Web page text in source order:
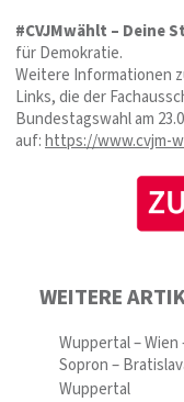
#CVJMwählt – Deine
für Demokratie.
Weitere Informationen
Links, die der
Bundestagswahl am
auf:https://www.cvjm-
WEITERE
Wuppertal – Wien
Sopron –
Wuppertal